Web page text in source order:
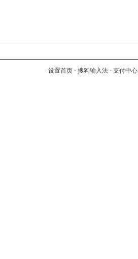
设置首页 - 搜狗输入法 - 支付中心